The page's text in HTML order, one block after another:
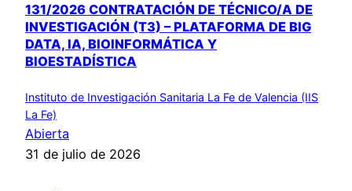
131/2026 CONTRATACIÓN DE TÉCNICO/A DE
INVESTIGACIÓN (T3) – PLATAFORMA DE BIG
DATA, IA, BIOINFORMÁTICA Y
BIOESTADÍSTICA
Instituto de Investigación Sanitaria La Fe de Valencia (IIS
La Fe)
Abierta
31 de julio de 2026